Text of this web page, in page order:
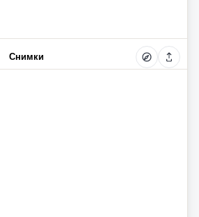
Снимки